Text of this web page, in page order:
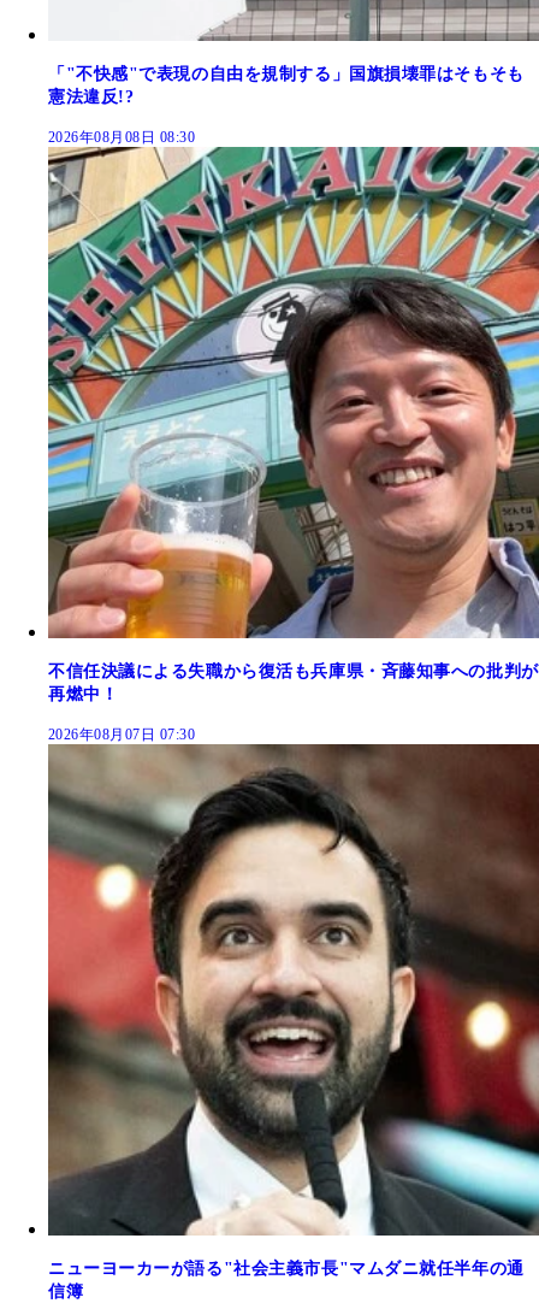
「"不快感"で表現の自由を規制する」国旗損壊罪はそもそも
憲法違反!?
2026年08月08日 08:30
不信任決議による失職から復活も兵庫県・斉藤知事への批判が
再燃中！
2026年08月07日 07:30
ニューヨーカーが語る"社会主義市長"マムダニ就任半年の通
信簿